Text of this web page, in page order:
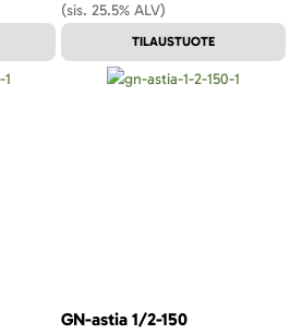
(sis. 25.5% ALV)
TILAUSTUOTE
GN-astia 1/2-150